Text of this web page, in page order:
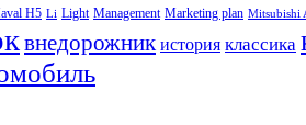
H5 Li Light Management Marketing plan Mitsubishi
внедорожник история классика